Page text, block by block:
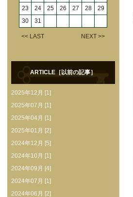
23
24 25 26 27 28
29
30
31
<< LAST NEXT >>
ARTICLE［以前の記事］
2025年12月 [1]
2025年07月 [1]
2025年04月 [1]
2025年01月 [2]
2024年12月 [5]
2024年10月 [1]
2024年09月 [4]
2024年07月 [1]
2024年06月 [2]